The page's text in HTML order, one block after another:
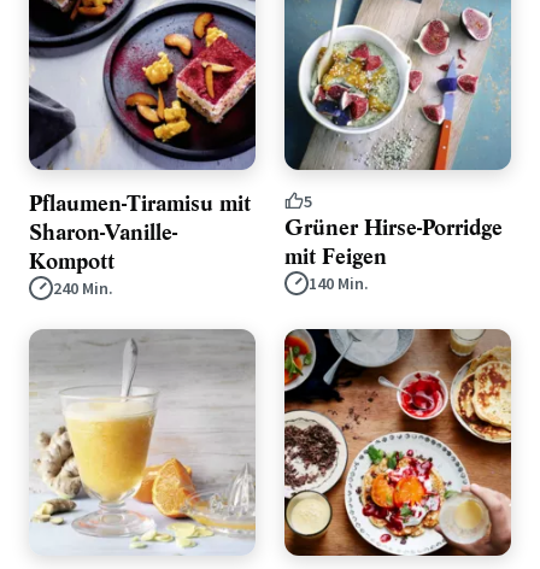
Pflaumen-Tiramisu mit
Sharon-Vanille-
Kompott
240 Min.
5
Grüner Hirse-Porridge
mit Feigen
140 Min.